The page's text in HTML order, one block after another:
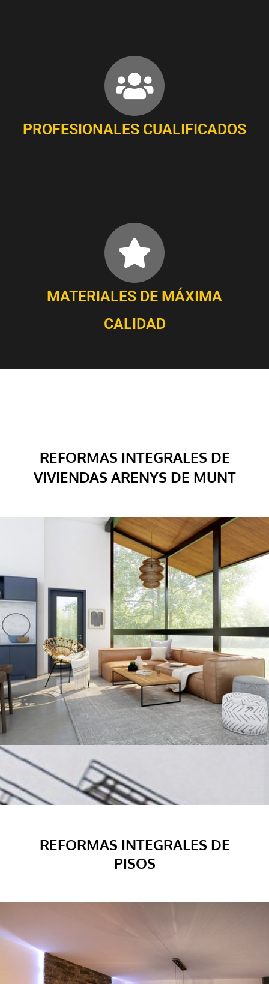
PROFESIONALES CUALIFICADOS
MATERIALES DE MÁXIMA
CALIDAD
REFORMAS INTEGRALES DE
VIVIENDAS ARENYS DE MUNT
REFORMAS INTEGRALES DE
PISOS